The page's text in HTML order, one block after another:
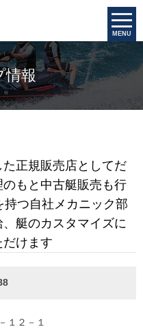
MENU
情報
正規販売店としてだ
もと中古艇販売も行
つ自社メカニック部
艇のカスタマイズに
けます
１２－１